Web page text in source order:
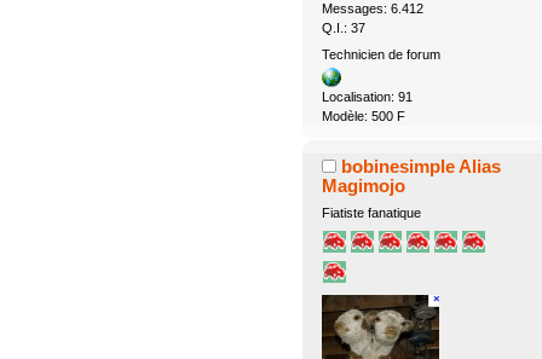
Messages: 6.412
Q.I.: 37
Technicien de forum
Localisation: 91
Modèle: 500 F
bobinesimple Alias
Magimojo
Fiatiste fanatique